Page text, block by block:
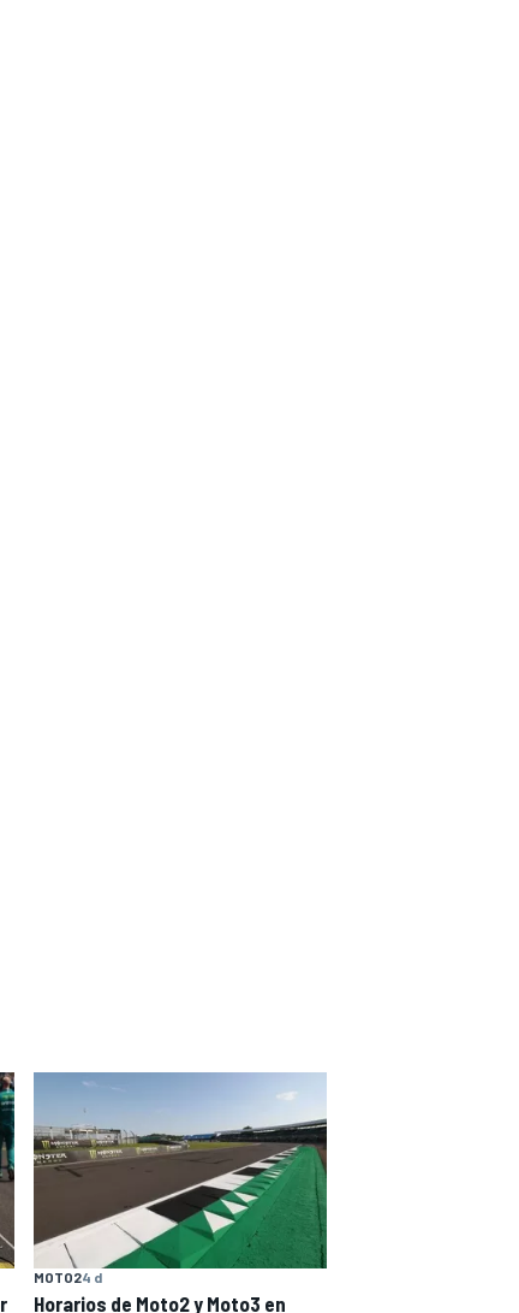
MOTO24 d
Horarios de Moto2 y Moto3 en